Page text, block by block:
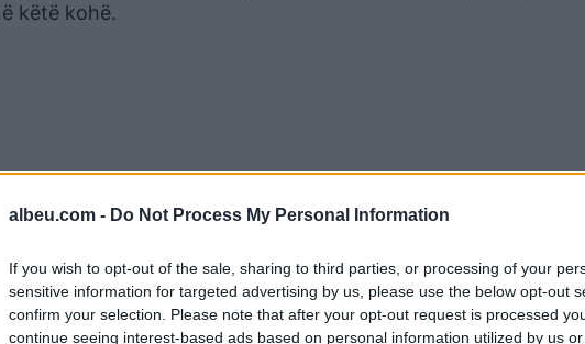
albeu.com - Do Not Process My Personal Information
If you wish to opt-out of the sale, sharing to third parties, or processing of your
sensitive information for targeted advertising by us, please use the below opt-out
confirm your selection. Please note that after your opt-out request is processed
continue seeing interest-based ads based on personal information utilized by us
këtë kohë.